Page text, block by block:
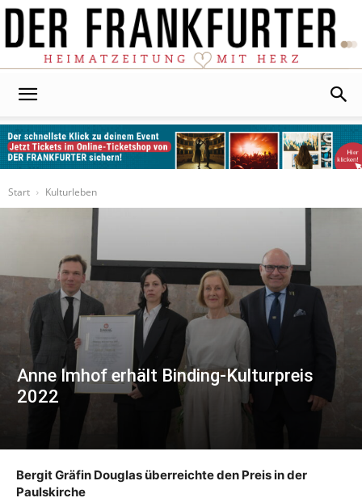
Start
Kulturleben
Anne Imhof erhält Binding-Kulturpreis
2022
Bergit Gräfin Douglas überreichte den Preis in der
Paulskirche